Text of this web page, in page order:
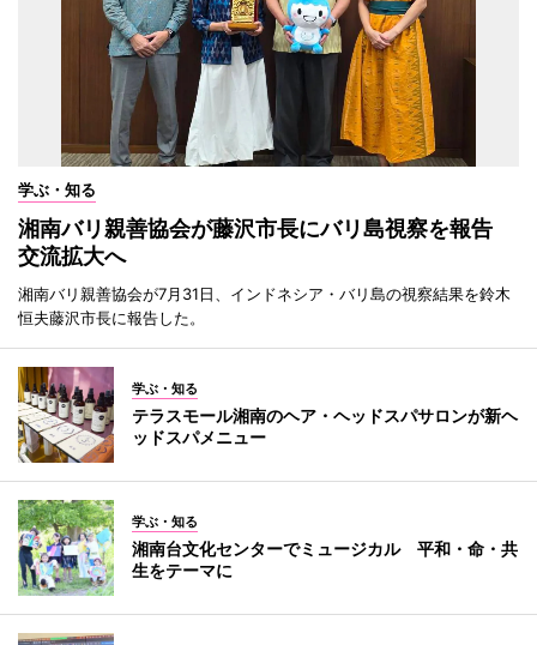
学ぶ・知る
湘南バリ親善協会が藤沢市長にバリ島視察を報告
交流拡大へ
湘南バリ親善協会が7月31日、インドネシア・バリ島の視察結果を鈴木
恒夫藤沢市長に報告した。
学ぶ・知る
テラスモール湘南のヘア・ヘッドスパサロンが新ヘ
ッドスパメニュー
学ぶ・知る
湘南台文化センターでミュージカル 平和・命・共
生をテーマに